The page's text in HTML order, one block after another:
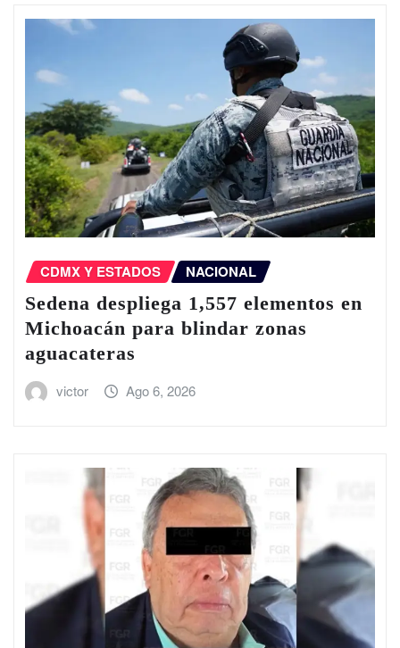
CDMX Y ESTADOS NACIONAL
Sedena despliega 1,557 elementos en
Michoacán para blindar zonas
aguacateras
victor Ago 6, 2026